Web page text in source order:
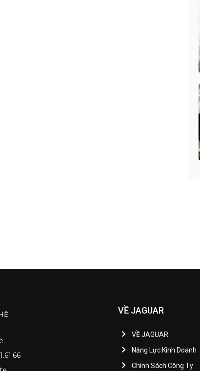
VỀ JAGUAR
VỀ JAGUAR
Năng Lực Kinh Doanh
Chính Sách Công Ty